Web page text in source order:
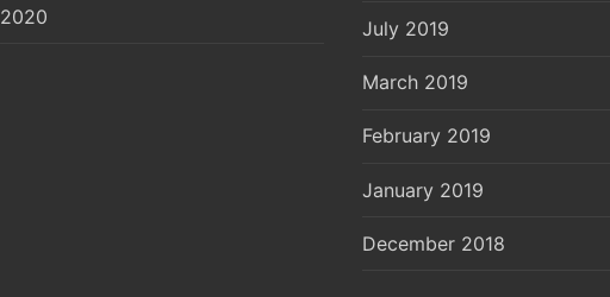
2020
July 2019
March 2019
February 2019
January 2019
December 2018